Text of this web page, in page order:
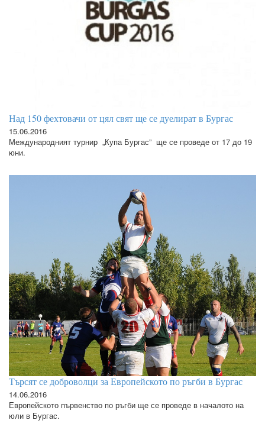
Над 150 фехтовачи от цял свят ще се дуелират в Бургас
15.06.2016
Международният турнир „Купа Бургас” ще се проведе от 17 до 19
юни.
Търсят се доброволци за Европейското по ръгби в Бургас
14.06.2016
Европейското първенство по ръгби ще се проведе в началото на
юли в Бургас.